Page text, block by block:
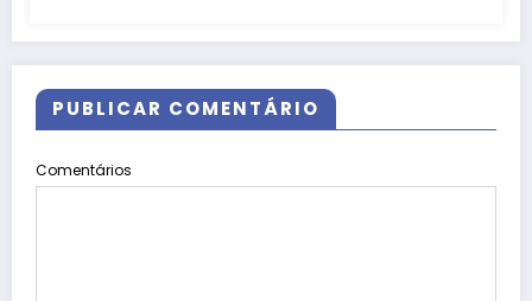
PUBLICAR COMENTÁRIO
Comentários